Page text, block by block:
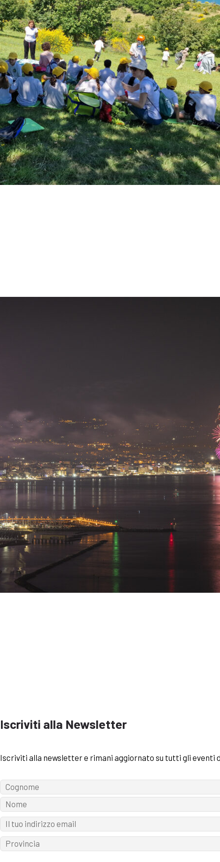
Iscriviti alla Newsletter
Iscriviti alla newsletter e rimani aggiornato su tutti gli eventi